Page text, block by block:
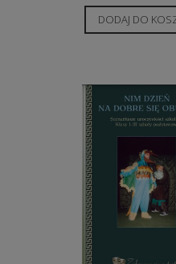
DODAJ DO